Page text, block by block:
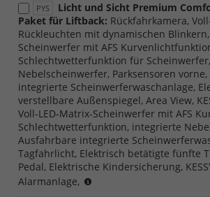
PYS
Licht und Sicht Premium
Paket für Liftback: Rückfahrkamera,
Rückleuchten mit dynamischen
Scheinwerfer mit AFS
Schlechtwetterfunktion für
Nebelscheinwerfer, Parksensoren
integrierte Scheinwerferwaschanlage,
verstellbare Außenspiegel, Area View,
Voll-LED-Matrix-Scheinwerfer mit AFS
Schlechtwetterfunktion, integrierte
Ausfahrbare integrierte
Tagfahrlicht, Elektrisch betätigte fünfte
Pedal, Elektrische Kindersicherung,
Alarmanlage,